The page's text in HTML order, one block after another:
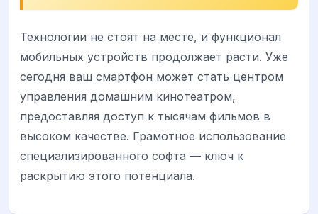
Технологии не стоят на месте, и функционал
мобильных устройств продолжает расти. Уже
сегодня ваш смартфон может стать центром
управления домашним кинотеатром,
предоставляя доступ к тысячам фильмов в
высоком качестве. Грамотное использование
специализированного софта — ключ к
раскрытию этого потенциала.